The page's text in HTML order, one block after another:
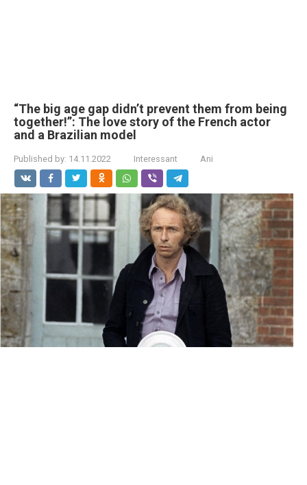
“The big age gap didn’t prevent them from being
together!”: The love story of the French actor
and a Brazilian model
Published by: 14.11.2022 Interessant Ani